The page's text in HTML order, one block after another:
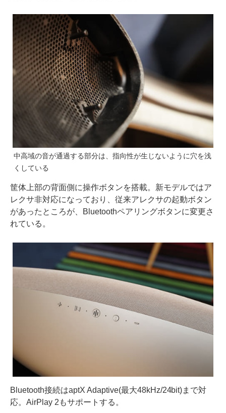
中高域の音が通過する部分は、指向性が生じないように穴を浅
くしている
筐体上部の背面側に操作ボタンを搭載。新モデルではア
レクサ非対応になっており、従来アレクサの起動ボタン
があったところが、Bluetoothペアリングボタンに変更さ
れている。
Bluetooth接続はaptX Adaptive(最大48kHz/24bit)まで対
応。AirPlay 2もサポートする。